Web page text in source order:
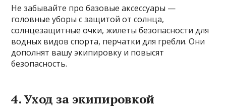
Не забывайте про базовые аксессуары —
головные уборы с защитой от солнца,
солнцезащитные очки, жилеты безопасности для
водных видов спорта, перчатки для гребли. Они
дополнят вашу экипировку и повысят
безопасность.
4. Уход за экипировкой